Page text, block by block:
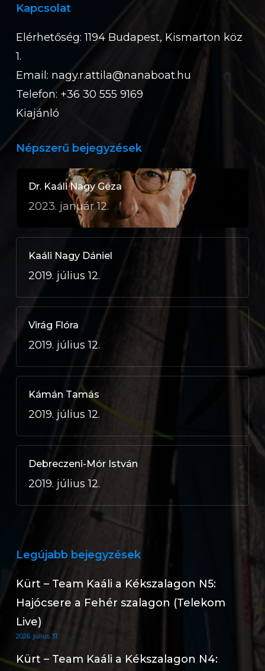
Kapcsolat
Elérhetőség: 1194 Budapest, Kismarton köz
1.
Email: nagy.r.attila@nanaboat.hu
Telefon: +36 30 555 9169
Kiajánló
Népszerű bejegyzések
Dr. Kaáli Nagy Géza
2023. január 12.
Kaáli Nagy Dániel
2019. július 12.
Virág Flóra
2019. július 12.
Kámán Tamás
2019. július 12.
Debreczeni-Mór István
2019. július 12.
Legújabb bejegyzések
Kürt – Team Kaáli a Kékszalagon N5:
Hajócsere a Fehér szalagon (Telekom
Live)
2026. július 31.
Kürt – Team Kaáli a Kékszalagon N4: